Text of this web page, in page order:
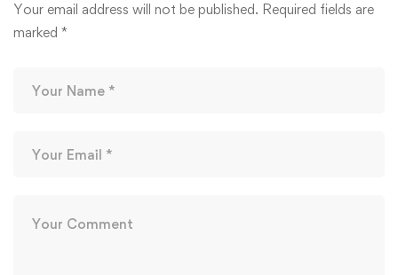
Your email address will not be published. Required fields are
marked *